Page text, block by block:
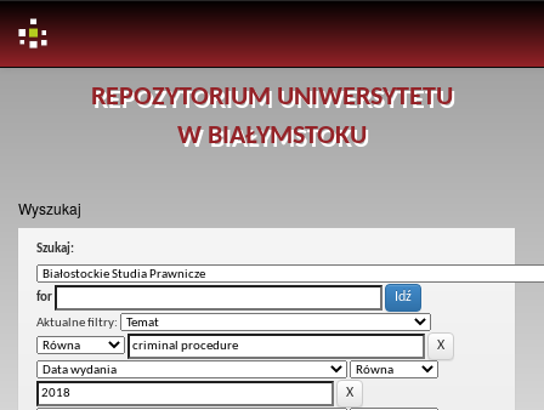
REPOZYTORIUM UNIWERSYTETU
W BIAŁYMSTOKU
Wyszukaj
Szukaj:
for
Aktualne filtry: